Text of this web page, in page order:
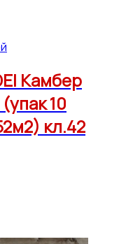
Камбер
10
кл.42